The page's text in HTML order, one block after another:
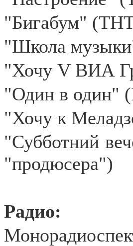
"Бигабум"
"Школа
"Хочу V ВИА
"Один в один"
"Хочу к
"Субботний
"продюсера")
Радио: